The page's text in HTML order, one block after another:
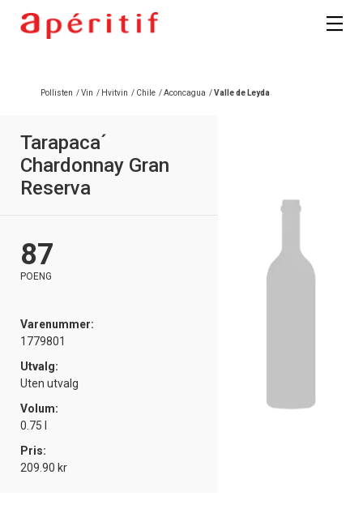
Pollisten /Vin / Hvitvin / Chile /Aconcagua /Valle de Leyda
Tarapaca´
Chardonnay Gran
Reserva
87
POENG
Varenummer:
1779801
Utvalg:
Uten utvalg
Volum:
0.75 l
Pris:
209.90 kr